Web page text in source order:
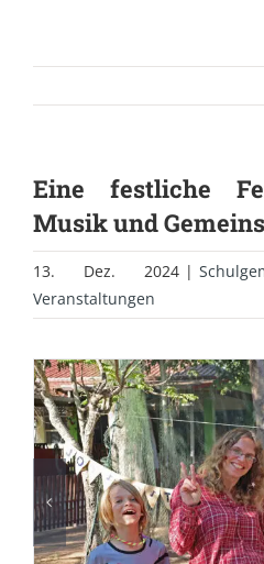
Eine festliche
Musik und
13. Dez. 2024 |
Veranstaltungen